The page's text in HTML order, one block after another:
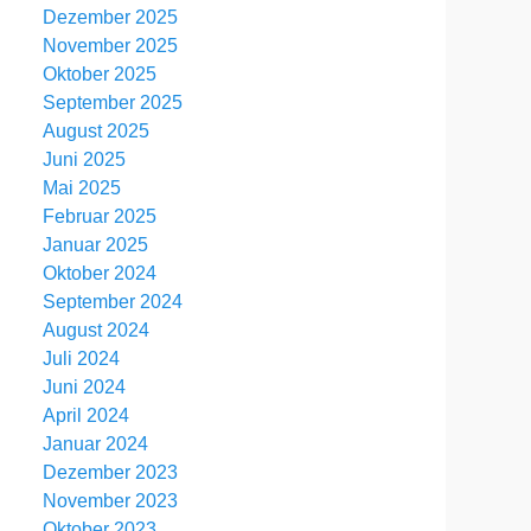
Dezember 2025
November 2025
Oktober 2025
September 2025
August 2025
Juni 2025
Mai 2025
Februar 2025
Januar 2025
Oktober 2024
September 2024
August 2024
Juli 2024
Juni 2024
April 2024
Januar 2024
Dezember 2023
November 2023